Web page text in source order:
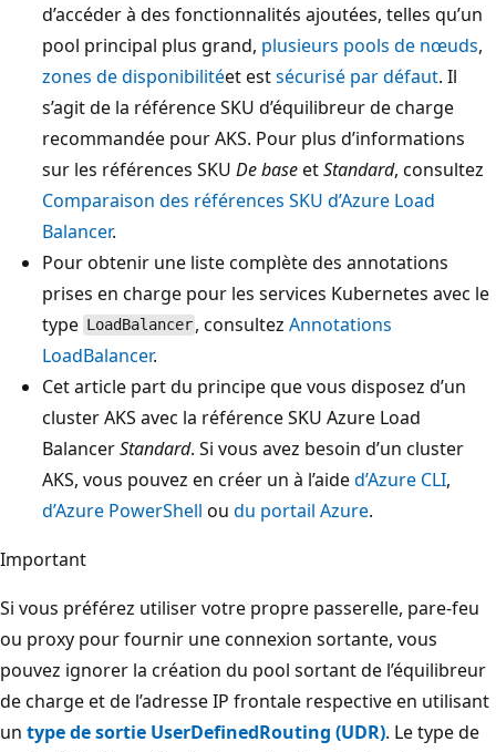
d’accéder à des fonctionnalités ajoutées, telles qu’un
pool principal plus grand, plusieurs pools de nœuds,
zones de disponibilitéet estsécurisé par défaut. Il
s’agit de la référence SKU d’équilibreur de charge
recommandée pour AKS. Pour plus d’informations
sur les références SKU De baseetStandard, consultez
Comparaison des références SKU d’Azure Load
Balancer.
Pour obtenir une liste complète des annotations
prises en charge pour les services Kubernetes avec le
type LoadBalancer , consultezAnnotations
LoadBalancer.
Cet article part du principe que vous disposez d’un
cluster AKS avec la référence SKU Azure Load
BalancerStandard. Si vous avez besoin d’un cluster
AKS, vous pouvez en créer un à l’aided’Azure CLI,
d’Azure PowerShell ou du portail Azure.
Important
Si vous préférez utiliser votre propre passerelle, pare-feu
ou proxy pour fournir une connexion sortante, vous
pouvez ignorer la création du pool sortant de l’équilibreur
de charge et de l’adresse IP frontale respective en utilisant
un type de sortie UserDefinedRouting (UDR). Le type de